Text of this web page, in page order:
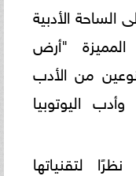
الساحة الأدبية
"أرض
من الأدب
اليوتوبيا
لتقنياتها